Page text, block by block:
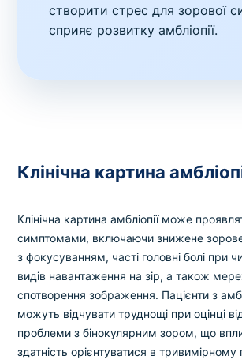
створити стрес для зорової
сприяє розвитку амбліопії.
Клінічна картина
Клінічна картина амбліопії може
симптомами, включаючи знижене
з фокусуванням, часті головні болі при
видів навантаження на зір, а також
спотворення зображення. Пацієнти з
можуть відчувати труднощі при оцінці
проблеми з бінокулярним зором, що
здатність орієнтуватися в тривимірному